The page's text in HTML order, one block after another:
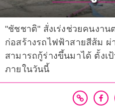
"ชัชชาติ" สั่งเร่งช่วยคนงาน
ก่อสร้างรถไฟฟ้าสายสีส้ม
สามารถกู้ร่างขึ้นมาได้ ตั้ง
ภายในวันนี้